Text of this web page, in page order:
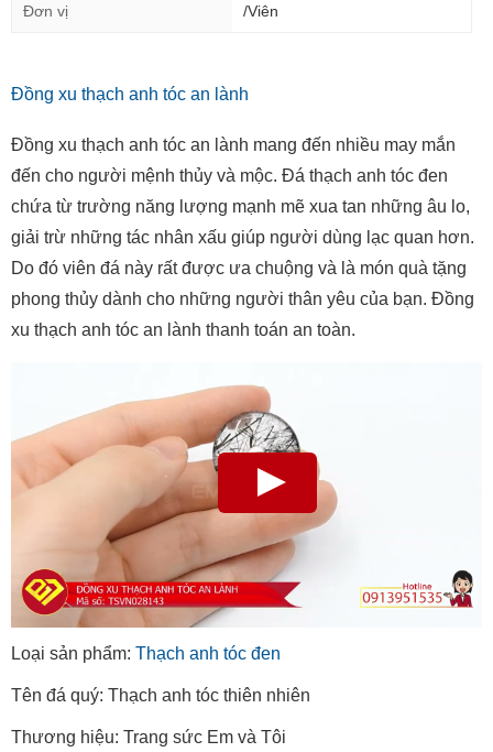
Đơn vị /Viên
Đồng xu thạch anh tóc an lành
Đồng xu thạch anh tóc an lành mang đến nhiều may mắn
đến cho người mệnh thủy và mộc. Đá thạch anh tóc đen
chứa từ trường năng lượng mạnh mẽ xua tan những âu lo,
giải trừ những tác nhân xấu giúp người dùng lạc quan hơn.
Do đó viên đá này rất được ưa chuộng và là món quà tặng
phong thủy dành cho những người thân yêu của bạn. Đồng
xu thạch anh tóc an lành thanh toán an toàn.
Loại sản phẩm: Thạch anh tóc đen
Tên đá quý: Thạch anh tóc thiên nhiên
Thương hiệu: Trang sức Em và Tôi